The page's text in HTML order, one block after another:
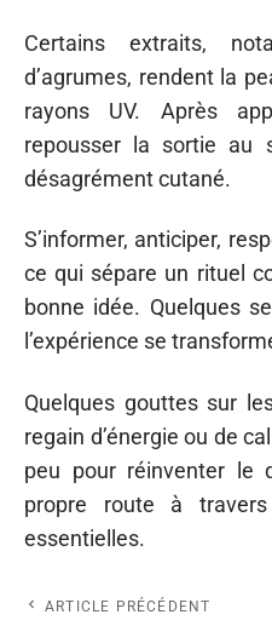
Certains extraits,
d’agrumes, rendent la
rayons UV. Après
repousser la sortie au
désagrément cutané.
S’informer, anticiper,
ce qui sépare un rituel
bonne idée. Quelques
l’expérience se
Quelques gouttes sur
regain d’énergie ou de
peu pour réinventer le
propre route à
essentielles.
ARTICLE PRÉCÉDENT